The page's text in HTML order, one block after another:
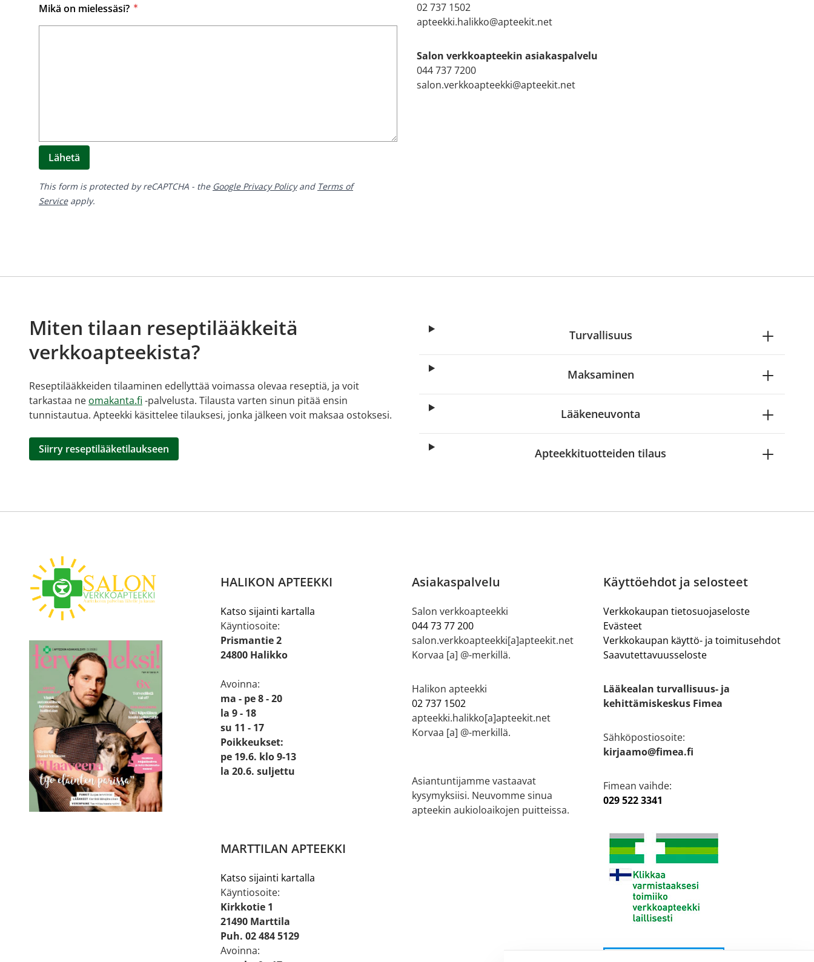
Mikä on mielessäsi?
Lähetä
This form is protected by reCAPTCHA - the Google Privacy Policyand Terms of
Serviceapply.
02 737 1502
apteekki.halikko@apteekit.net
Salon verkkoapteekin asiakaspalvelu
044 737 7200
salon.verkkoapteekki@apteekit.net
Miten tilaan reseptilääkkeitä
verkkoapteekista?
Reseptilääkkeiden tilaaminen edellyttää voimassa olevaa reseptiä, ja voit
tarkastaa ne omakanta.fi -palvelusta. Tilausta varten sinun pitää ensin
tunnistautua. Apteekki käsittelee tilauksesi, jonka jälkeen voit maksaa ostoksesi.
Siirry reseptilääketilaukseen
Turvallisuus
Maksaminen
Lääkeneuvonta
Apteekkituotteiden tilaus
HALIKON APTEEKKI
Katso sijainti kartalla
Käyntiosoite:
Prismantie 2
24800 Halikko
Avoinna:
ma - pe 8 - 20
la 9 - 18
su 11 - 17
Poikkeukset:
pe 19.6. klo 9-13
la 20.6. suljettu
MARTTILAN APTEEKKI
Katso sijainti kartalla
Käyntiosoite:
Kirkkotie 1
21490 Marttila
Puh. 02 484 5129
Avoinna:
Asiakaspalvelu
Salon verkkoapteekki
044 73 77 200
salon.verkkoapteekki[a]apteekit.net
Korvaa [a] @-merkillä.
Halikon apteekki
02 737 1502
apteekki.halikko[a]apteekit.net
Korvaa [a] @-merkillä.
Asiantuntijamme vastaavat
kysymyksiisi. Neuvomme sinua
apteekin aukioloaikojen puitteissa.
Käyttöehdot ja selosteet
Verkkokaupan tietosuojaseloste
Evästeet
Verkkokaupan käyttö- ja toimitusehdot
Saavutettavuusseloste
Lääkealan turvallisuus- ja
kehittämiskeskus Fimea
Sähköpostiosoite:
kirjaamo@fimea.fi
Fimean vaihde:
029 522 3341